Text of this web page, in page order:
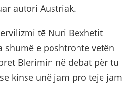
autori Austriak.
tē Nuri Bexhetit
shumë e poshtronte vetën
Blerimin në debat për tu
kinse unë jam pro teje jam